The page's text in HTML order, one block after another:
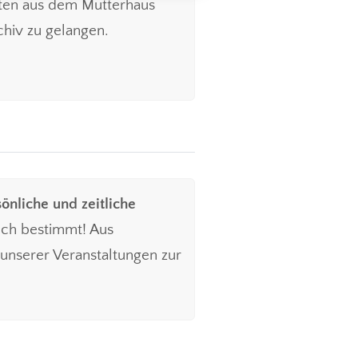
aus dem Mutterhaus
zu gelangen.
und zeitliche
bestimmt! Aus
Veranstaltungen zur